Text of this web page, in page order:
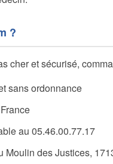
?
cher et sécurisé,
sans ordonnance
au 05.46.00.77.17
Moulin des Justices,